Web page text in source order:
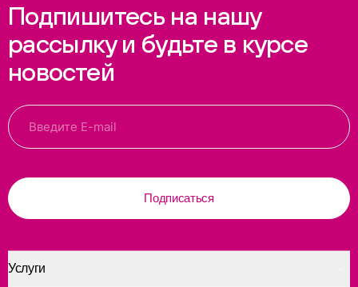
Подпишитесь на нашу
рассылку и будьте в курсе
новостей
Подписаться
Услуги